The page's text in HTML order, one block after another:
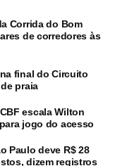
Corrida do Bom
de corredores às
final do Circuito
praia
escala Wilton
jogo do acesso
Paulo deve R$ 28
dizem registros